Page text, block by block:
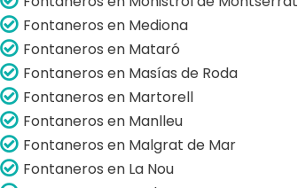
Fontaneros en Mediona
Fontaneros en Mataró
Fontaneros en Masías de Roda
Fontaneros en Martorell
Fontaneros en Manlleu
Fontaneros en Malgrat de Mar
Fontaneros en La Nou